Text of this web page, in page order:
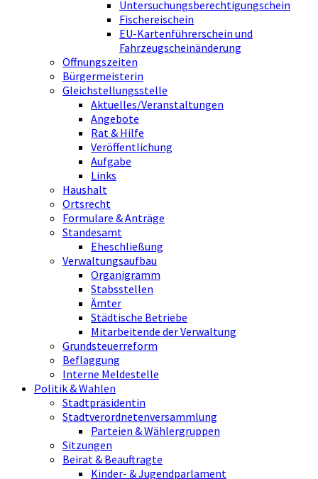
Untersuchungsberechtigungschein
Fischereischein
EU-Kartenführerschein und
Fahrzeugscheinänderung
Öffnungszeiten
Bürgermeisterin
Gleichstellungsstelle
Aktuelles/Veranstaltungen
Angebote
Rat & Hilfe
Veröffentlichung
Aufgabe
Links
Haushalt
Ortsrecht
Formulare & Anträge
Standesamt
Eheschließung
Verwaltungsaufbau
Organigramm
Stabsstellen
Ämter
Städtische Betriebe
Mitarbeitende der Verwaltung
Grundsteuerreform
Beflaggung
Interne Meldestelle
Politik & Wahlen
Stadtpräsidentin
Stadtverordnetenversammlung
Parteien & Wählergruppen
Sitzungen
Beirat & Beauftragte
Kinder- & Jugendparlament